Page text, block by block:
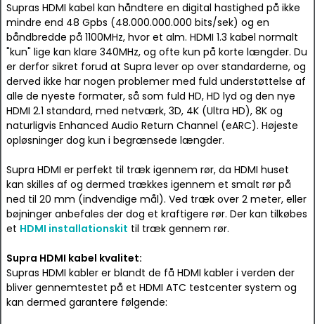
Supras HDMI kabel kan håndtere en digital hastighed på ikke
mindre end 48 Gpbs (48.000.000.000 bits/sek) og en
båndbredde på 1100MHz, hvor et alm. HDMI 1.3 kabel normalt
"kun" lige kan klare 340MHz, og ofte kun på korte længder. Du
er derfor sikret forud at Supra lever op over standarderne, og
derved ikke har nogen problemer med fuld understøttelse af
alle de nyeste formater, så som fuld HD, HD lyd og den nye
HDMI 2.1 standard, med netværk, 3D, 4K (Ultra HD), 8K og
naturligvis Enhanced Audio Return Channel (eARC). Højeste
opløsninger dog kun i begrænsede længder.
Supra HDMI er perfekt til træk igennem rør, da HDMI huset
kan skilles af og dermed trækkes igennem et smalt rør på
ned til 20 mm (indvendige mål). Ved træk over 2 meter, eller
bøjninger anbefales der dog et kraftigere rør. Der kan tilkøbes
et HDMI installationskit til træk gennem rør.
Supra HDMI kabel kvalitet:
Supras HDMI kabler er blandt de få HDMI kabler i verden der
bliver gennemtestet på et HDMI ATC testcenter system og
kan dermed garantere følgende: